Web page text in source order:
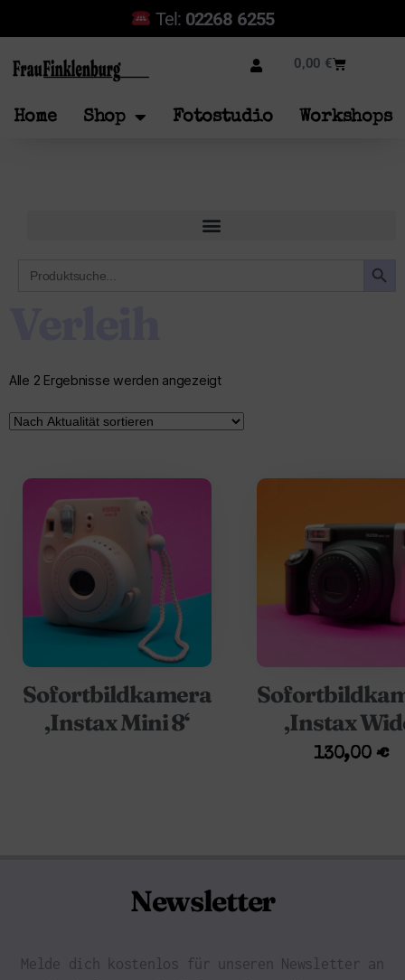
Tel: 02268 6255
0,00 €
Home Shop Fotostudio Workshops
for:
Alle 2 Ergebnisse werden angezeigt
Sofortbildkamera
‚Instax Mini 8‘
‚Instax
130,00€
Newsletter
Melde dich kostenlos für unseren Newsletter an